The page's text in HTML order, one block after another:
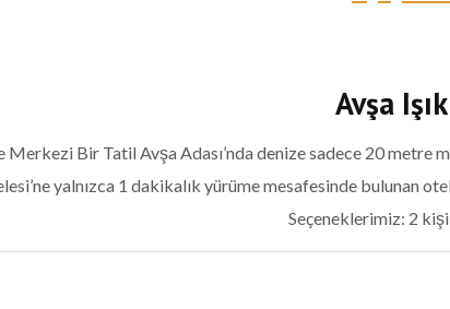
Avşa
Merkezi Bir Tatil Avşa Adası’nda denize sadece 20
yalnızca 1 dakikalık yürüme mesafesinde bulunan
Seçeneklerimiz: 2